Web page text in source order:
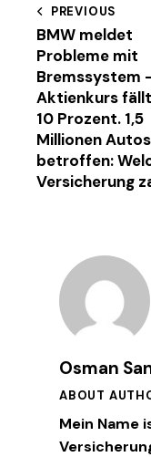
PREVIOUS
BMW meldet
Probleme mit
Bremssystem
Aktienkurs
10 Prozent. 1,5
Millionen Autos
betroffen:
Versicherung
Osman
ABOUT
Mein Name